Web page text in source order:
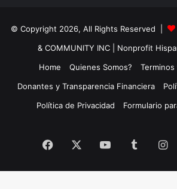
© Copyright 2026, All Rights Reserved |
& COMMUNITY INC
| Nonprofit
Home
Quienes Somos?
Donantes y Transparencia Financiera
Política de Privacidad
Formulario
Facebook YouTubeTumblr